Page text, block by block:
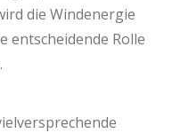
die Windenergie
entscheidende Rolle